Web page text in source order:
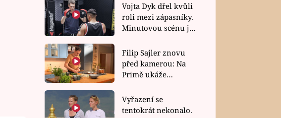
Vojta Dyk dřel kvůli
roli mezi zápasníky.
Minutovou scénu jel
Filip Sajler znovu
před kamerou: Na
Primě ukáže
rychlé recepty
Vyřazení se
tentokrát nekonalo.